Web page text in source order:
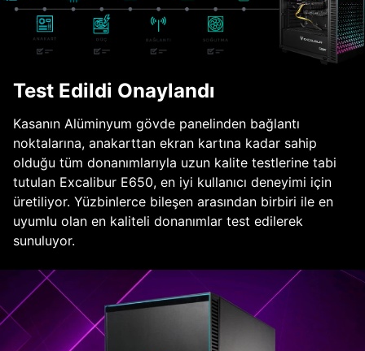
Test Edildi Onaylandı
Kasanın Alüminyum gövde panelinden bağlantı
noktalarına, anakarttan ekran kartına kadar sahip
olduğu tüm donanımlarıyla uzun kalite testlerine tabi
tutulan Excalibur E650, en iyi kullanıcı deneyimi için
üretiliyor. Yüzbinlerce bileşen arasından birbiri ile en
uyumlu olan en kaliteli donanımlar test edilerek
sunuluyor.